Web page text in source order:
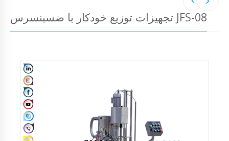
تجهیزات توزیع خودکار با ضسبنسرس JFS-08